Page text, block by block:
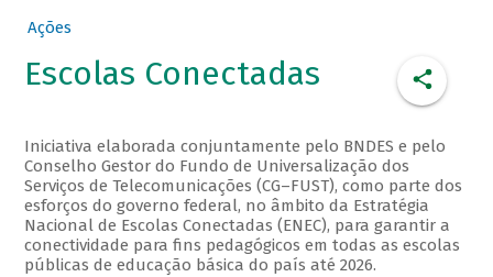
Ações
Escolas Conectadas
Iniciativa elaborada conjuntamente pelo BNDES e pelo
Conselho Gestor do Fundo de Universalização dos
Serviços de Telecomunicações (CG–FUST), como parte dos
esforços do governo federal, no âmbito da Estratégia
Nacional de Escolas Conectadas (ENEC), para garantir a
conectividade para fins pedagógicos em todas as escolas
públicas de educação básica do país até 2026.